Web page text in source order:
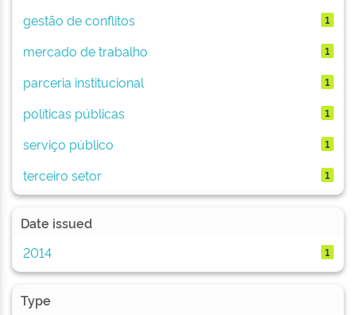
gestão de conflitos 1
mercado de trabalho 1
parceria institucional 1
políticas públicas 1
serviço público 1
terceiro setor 1
Date issued
2014
1
Type